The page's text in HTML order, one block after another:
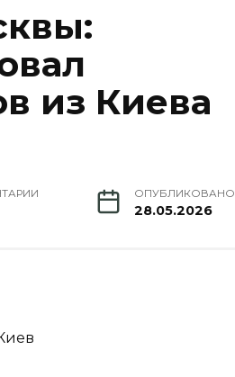
из Киева
ОПУБЛИКОВАНО
28.05.2026